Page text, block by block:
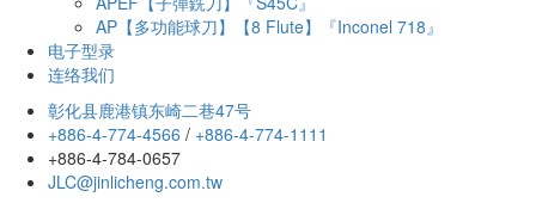
AP【多功能球刀】【8 Flute】『Inconel 718』
电子型录
连络我们
彰化县鹿港镇东崎二巷47号
+886-4-774-4566 / +886-4-774-1111
+886-4-784-0657
JLC@jinlicheng.com.tw